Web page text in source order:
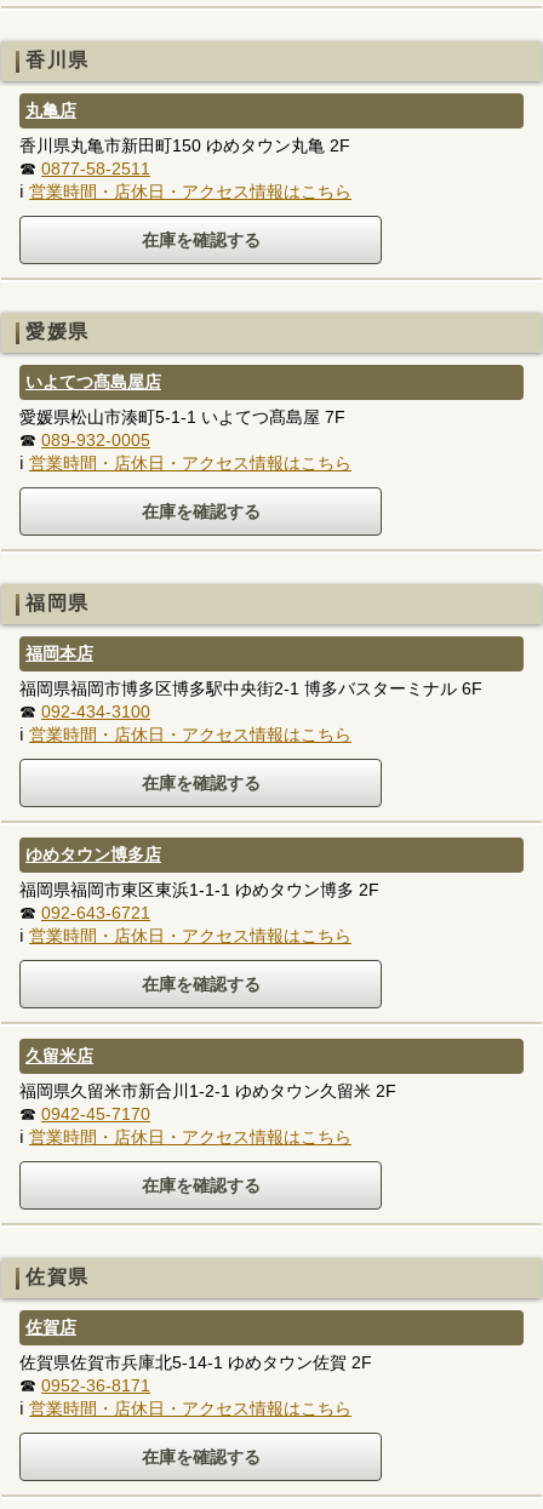
香川県
丸亀店
香川県丸亀市新田町150 ゆめタウン丸亀 2F
☎ 0877-58-2511
ℹ 営業時間・店休日・アクセス情報はこちら
愛媛県
いよてつ髙島屋店
愛媛県松山市湊町5-1-1 いよてつ髙島屋 7F
☎ 089-932-0005
ℹ 営業時間・店休日・アクセス情報はこちら
福岡県
福岡本店
福岡県福岡市博多区博多駅中央街2-1 博多バスターミナル 6F
☎ 092-434-3100
ℹ 営業時間・店休日・アクセス情報はこちら
ゆめタウン博多店
福岡県福岡市東区東浜1-1-1 ゆめタウン博多 2F
☎ 092-643-6721
ℹ 営業時間・店休日・アクセス情報はこちら
久留米店
福岡県久留米市新合川1-2-1 ゆめタウン久留米 2F
☎ 0942-45-7170
ℹ 営業時間・店休日・アクセス情報はこちら
佐賀県
佐賀店
佐賀県佐賀市兵庫北5-14-1 ゆめタウン佐賀 2F
☎ 0952-36-8171
ℹ 営業時間・店休日・アクセス情報はこちら